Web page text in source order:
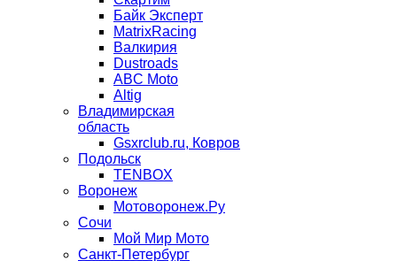
Байк Эксперт
MatrixRacing
Валкирия
Dustroads
ABC Moto
Altig
Владимирская
область
Gsxrclub.ru, Ковров
Подольск
TENBOX
Воронеж
Мотоворонеж.Ру
Сочи
Мой Мир Мото
Санкт-Петербург